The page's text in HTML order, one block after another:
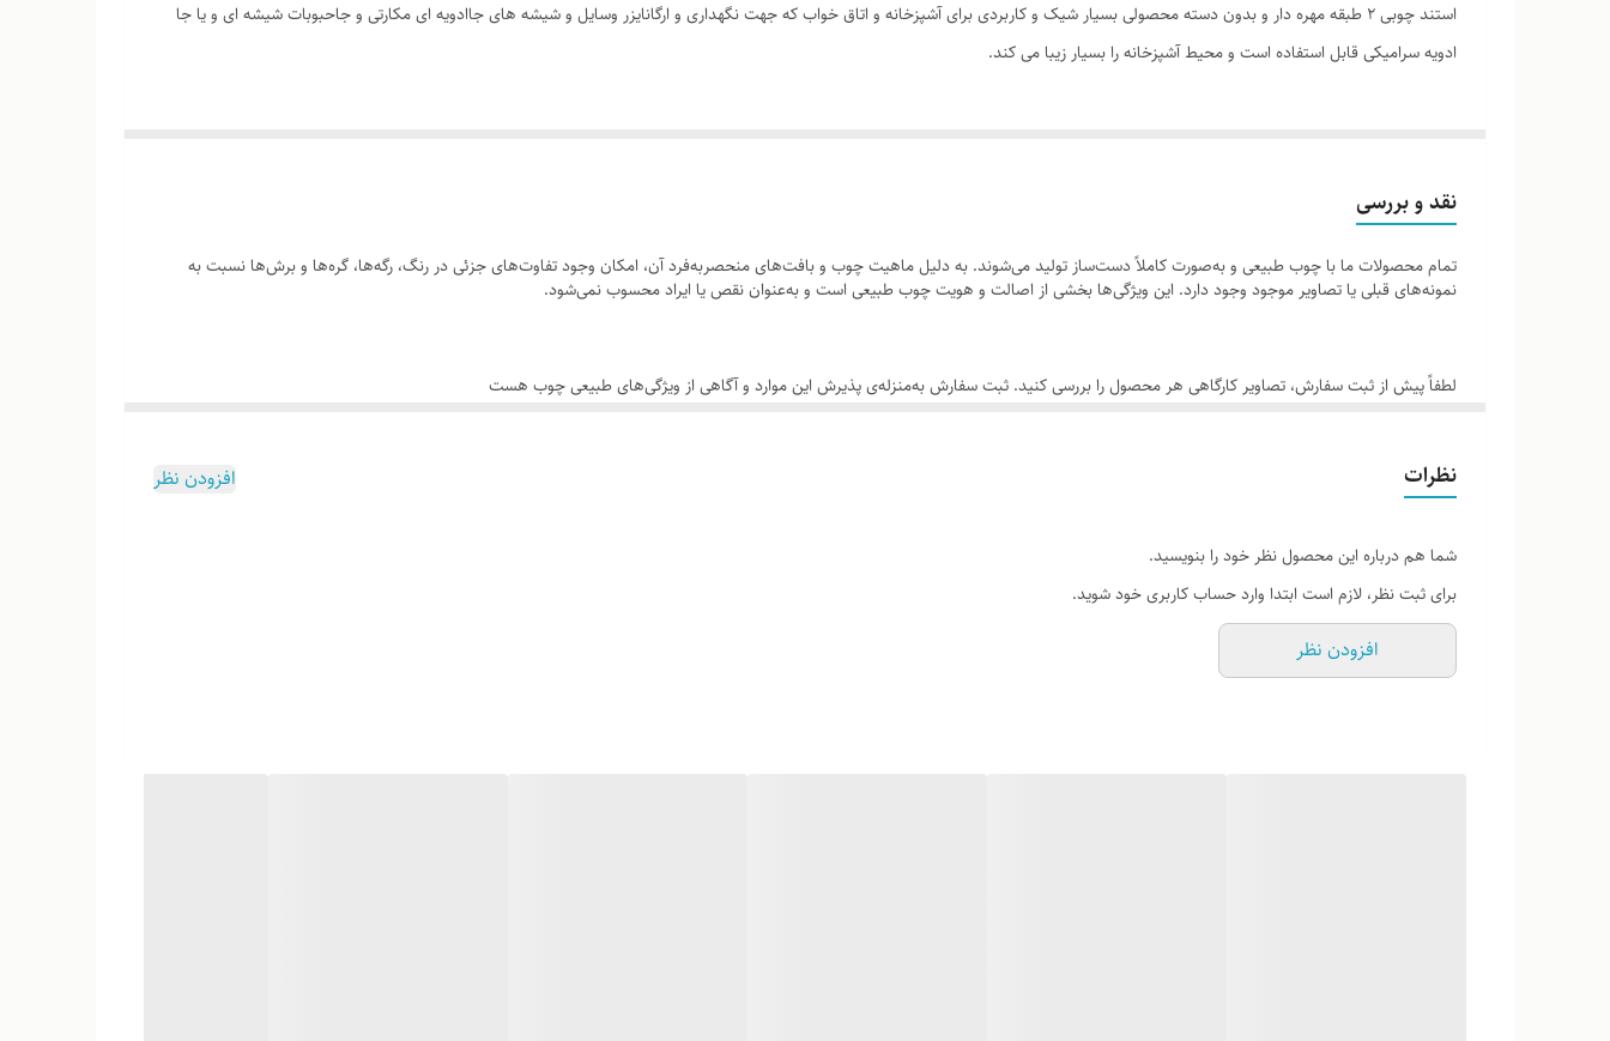
استند چوبی 2 طبقه مهره دار و بدون دسته محصولی بسیار شیک و کاربردی برای آشپزخانه و اتاق خواب که جهت نگهداری و ارگانایزر وسایل و شیشه های جاادویه ای مکارتی و جاحبوبات شیشه ای و یا جا
ادویه سرامیکی قابل استفاده است و محیط آشپزخانه را بسیار زیبا می کند.
نقد و بررسی
تمام محصولات ما با چوب طبیعی و به‌صورت کاملاً دست‌ساز تولید می‌شوند. به دلیل ماهیت چوب و بافت‌های منحصر‌به‌فرد آن، امکان وجود تفاوت‌های جزئی در رنگ، رگه‌ها، گره‌ها و برش‌ها نسبت به
نمونه‌های قبلی یا تصاویر موجود وجود دارد. این ویژگی‌ها بخشی از اصالت و هویت چوب طبیعی است و به‌عنوان نقص یا ایراد محسوب نمی‌شود.
لطفاً پیش از ثبت سفارش، تصاویر کارگاهی هر محصول را بررسی کنید. ثبت سفارش به‌منزله‌ی پذیرش این موارد و آگاهی از ویژگی‌های طبیعی چوب هست
نظرات افزودن نظر
شما هم درباره این محصول نظر خود را بنویسید.
برای ثبت نظر، لازم است ابتدا وارد حساب کاربری خود شوید.
افزودن نظر